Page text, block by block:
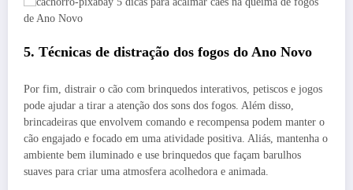
5. Técnicas de distração dos fogos do Ano Novo
Por fim, distrair o cão com brinquedos interativos, petiscos e jogos
pode ajudar a tirar a atenção dos sons dos fogos. Além disso,
brincadeiras que envolvem comando e recompensa podem manter o
cão engajado e focado em uma atividade positiva. Aliás, mantenha o
ambiente bem iluminado e use brinquedos que façam barulhos
suaves para criar uma atmosfera acolhedora e animada.